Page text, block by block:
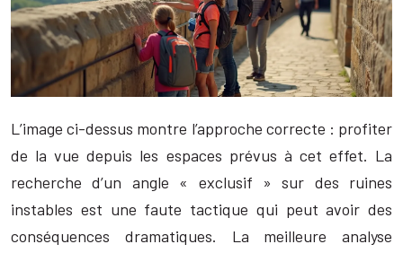
L’image ci-dessus montre l’approche correcte : profiter
de la vue depuis les espaces prévus à cet effet. La
recherche d’un angle « exclusif » sur des ruines
instables est une faute tactique qui peut avoir des
conséquences dramatiques. La meilleure analyse